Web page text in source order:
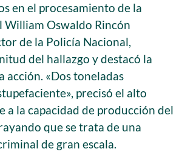
en el procesamiento de la
William Oswaldo Rincón
de la Policía Nacional,
del hallazgo y destacó la
acción. «Dos toneladas
precisó el alto
a la capacidad de producción del
que se trata de una
de gran escala.